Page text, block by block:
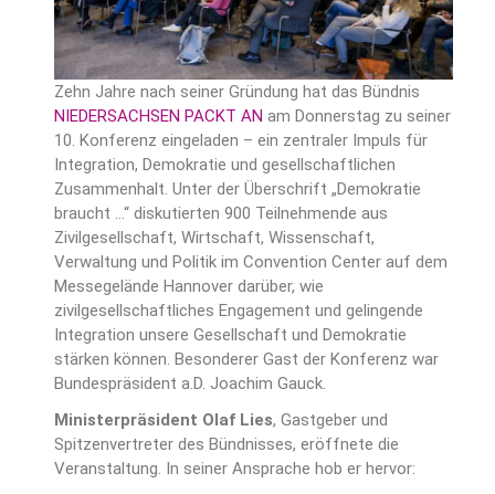
Zehn Jahre nach seiner Gründung hat das Bündnis
NIEDERSACHSEN PACKT AN am Donnerstag zu seiner
10. Konferenz eingeladen – ein zentraler Impuls für
Integration, Demokratie und gesellschaftlichen
Zusammenhalt. Unter der Überschrift „Demokratie
braucht …“ diskutierten 900 Teilnehmende aus
Zivilgesellschaft, Wirtschaft, Wissenschaft,
Verwaltung und Politik im Convention Center auf dem
Messegelände Hannover darüber, wie
zivilgesellschaftliches Engagement und gelingende
Integration unsere Gesellschaft und Demokratie
stärken können. Besonderer Gast der Konferenz war
Bundespräsident a.D. Joachim Gauck.
Ministerpräsident Olaf Lies, Gastgeber und
Spitzenvertreter des Bündnisses, eröffnete die
Veranstaltung. In seiner Ansprache hob er hervor: